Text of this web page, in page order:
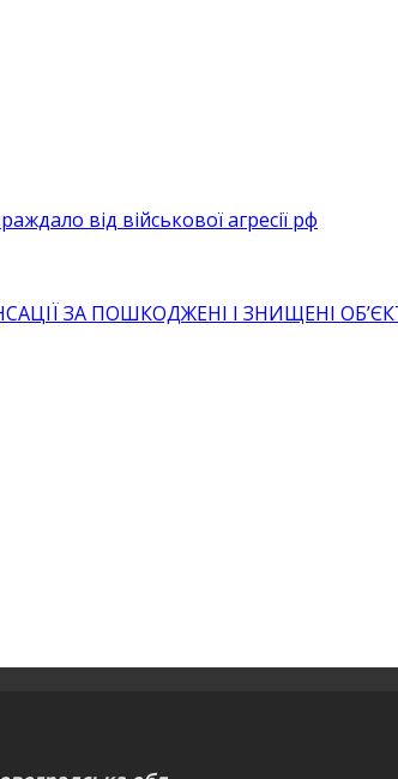
від військової агресії рф
ЗА ПОШКОДЖЕНІ І ЗНИЩЕНІ